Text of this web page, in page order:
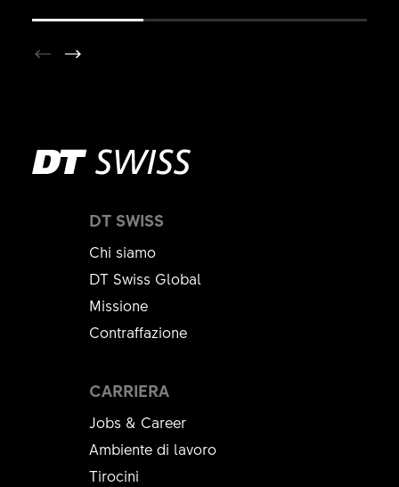
DT SWISS
Chi siamo
DT Swiss Global
Missione
Contraffazione
CARRIERA
Jobs & Career
Ambiente di lavoro
Tirocini